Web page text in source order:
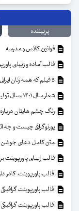
پربیننده
قوانین کلاس و مدرسه
قالب آماده و زیبای
شعار سال ۱۴۰۱ «سال تولید، دانش‌بنیان و اشتغال‌آفرین»
رنگ چشم هایتان
پورنوگرافی چیست و چه
متن کامل دعای جوشن
قالب زیبای پاورپوینت
قالب پاورپوینت کادر
قالب پاورپوینت
قالب پاورپوینت گرافیکی